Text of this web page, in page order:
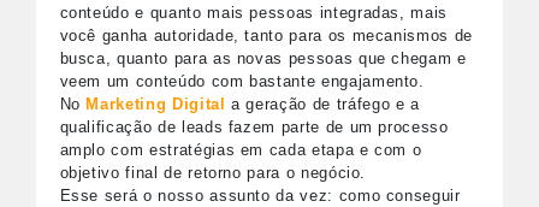
conteúdo e quanto mais pessoas integradas, mais
você ganha autoridade, tanto para os mecanismos de
busca, quanto para as novas pessoas que chegam e
veem um conteúdo com bastante engajamento.
No Marketing Digital
a geração de tráfego e a
qualificação de leads fazem parte de um processo
amplo com estratégias em cada etapa e com o
objetivo final de retorno para o negócio.
Esse será o nosso assunto da vez: como conseguir